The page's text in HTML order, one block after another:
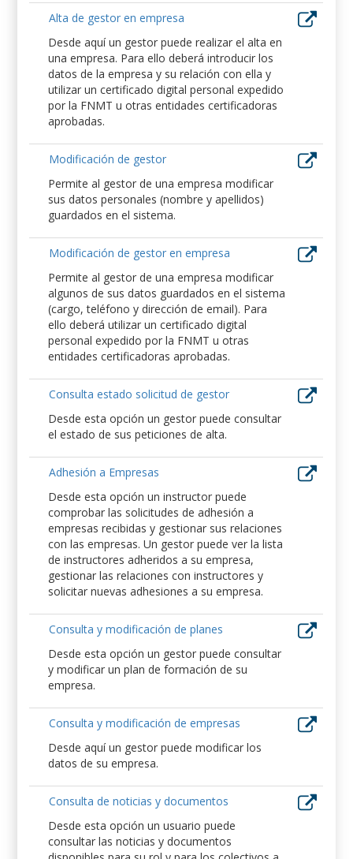
Alta de gestor en empresa
Desde aquí un gestor puede realizar el alta en
una empresa. Para ello deberá introducir los
datos de la empresa y su relación con ella y
utilizar un certificado digital personal expedido
por la FNMT u otras entidades certificadoras
aprobadas.
Modificación de gestor
Permite al gestor de una empresa modificar
sus datos personales (nombre y apellidos)
guardados en el sistema.
Modificación de gestor en empresa
Permite al gestor de una empresa modificar
algunos de sus datos guardados en el sistema
(cargo, teléfono y dirección de email). Para
ello deberá utilizar un certificado digital
personal expedido por la FNMT u otras
entidades certificadoras aprobadas.
Consulta estado solicitud de gestor
Desde esta opción un gestor puede consultar
el estado de sus peticiones de alta.
Adhesión a Empresas
Desde esta opción un instructor puede
comprobar las solicitudes de adhesión a
empresas recibidas y gestionar sus relaciones
con las empresas. Un gestor puede ver la lista
de instructores adheridos a su empresa,
gestionar las relaciones con instructores y
solicitar nuevas adhesiones a su empresa.
Consulta y modificación de planes
Desde esta opción un gestor puede consultar
y modificar un plan de formación de su
empresa.
Consulta y modificación de empresas
Desde aquí un gestor puede modificar los
datos de su empresa.
Consulta de noticias y documentos
Desde esta opción un usuario puede
consultar las noticias y documentos